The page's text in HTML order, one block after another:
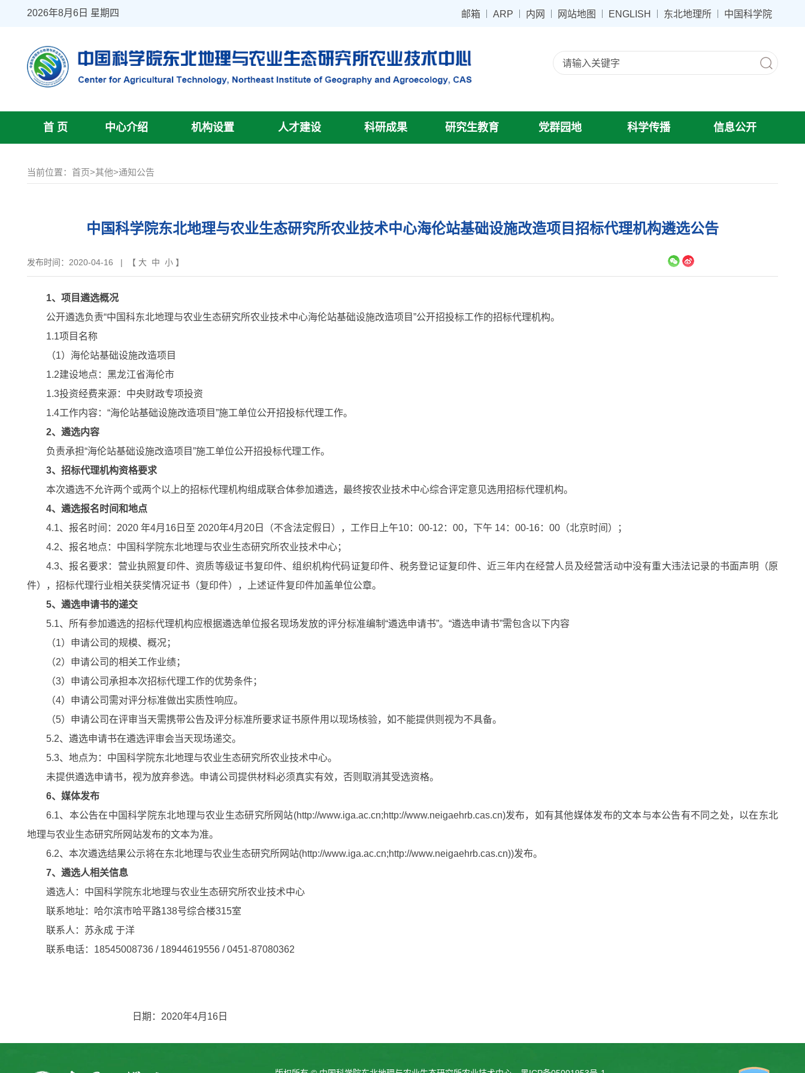
2026年8月6日 星期四 邮箱 ARP 内网 网站地图 ENGLISH 东北地理所 中国科学院
首 页 中心介绍 机构设置 人才建设 科研成果 研究生教育 党群园地 科学传播 信息公开
当前位置： 首页>其他>通知公告
中国科学院东北地理与农业生态研究所农业技术中心海伦站基础设施改造项目招标代理机构遴选公告
发布时间：2020-04-16 | 【 大 中 小 】
1、项目遴选概况
公开遴选负责“中国科东北地理与农业生态研究所农业技术中心海伦站基础设施改造项目”公开招投标工作的招标代理机构。
1.1项目名称
（1）海伦站基础设施改造项目
1.2建设地点：黑龙江省海伦市
1.3投资经费来源：中央财政专项投资
1.4工作内容：“海伦站基础设施改造项目”施工单位公开招投标代理工作。
2、遴选内容
负责承担“海伦站基础设施改造项目”施工单位公开招投标代理工作。
3、招标代理机构资格要求
本次遴选不允许两个或两个以上的招标代理机构组成联合体参加遴选，最终按农业技术中心综合评定意见选用招标代理机构。
4、遴选报名时间和地点
4.1、报名时间： 2020 年4月 16 日至 2020年4月 20 日（不含法定假日），工作日上午10： 00-12 ： 00，下午 14： 00-16： 00 （北京时间）；
4.2、报名地点：中国科学院东北地理与农业生态研究所农业技术中心；
4.3、报名要求：营业执照复印件、资质等级证书复印件、组织机构代码证复印件、税务登记证复印件、近三年内在经营人员及经营活动中没有重大违法记录的书面声明（原
件），招标代理行业相关获奖情况证书（复印件），上述证件复印件加盖单位公章。
5、遴选申请书的递交
5.1、所有参加遴选的招标代理机构应根据遴选单位报名现场发放的评分标准编制 “遴选申请书”。 “遴选申请书”需包含以下内容
（1）申请公司的规模、概况；
（2）申请公司的相关工作业绩；
（3）申请公司承担本次招标代理工作的优势条件；
（4）申请公司需对评分标准做出实质性响应。
（5）申请公司在评审当天需携带公告及评分标准所要求证书原件用以现场核验，如不能提供则视为不具备。
5.2、遴选申请书在遴选评审会当天现场递交。
5.3、地点为：中国科学院东北地理与农业生态研究所农业技术中心。
未提供遴选申请书，视为放弃参选。申请公司提供材料必须真实有效，否则取消其受选资格。
6、媒体发布
6.1、本公告在中国科学院东北地理与农业生态研究所网站(http://www.iga.ac.cn;http://www.neigaehrb.cas.cn)发布，如有其他媒体发布的文本与本公告有不同之处，以在东北
地理与农业生态研究所网站发布的文本为准。
6.2、本次遴选结果公示将在东北地理与农业生态研究所网站(http://www.iga.ac.cn;http://www.neigaehrb.cas.cn))发布。
7、遴选人相关信息
遴选人：中国科学院东北地理与农业生态研究所农业技术中心
联系地址：哈尔滨市哈平路138号综合楼315室
联系人：苏永成 于洋
联系电话： 18545008736 / 18944619556 / 0451-87080362
日期： 2020年4月 16 日